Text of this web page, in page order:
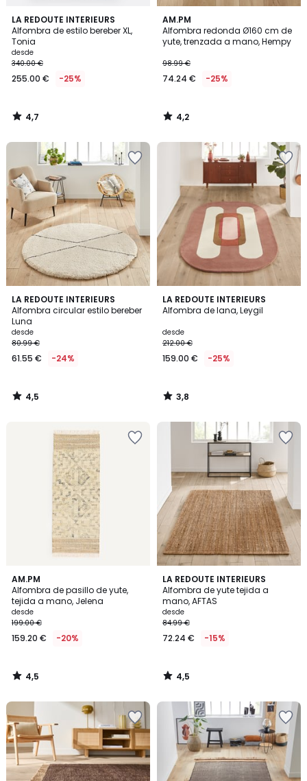
LA REDOUTE INTERIEURS
Alfombra de estilo bereber XL,
Tonia
desde
340.00 €
255.00 € -25%
4,7
/ 5
4,7
/
AM.PM
Alfombra redonda Ø160 cm de
yute, trenzada a mano, Hempy
98.99 €
74.24 € -25%
4,2
/ 5
4,2
/
LA REDOUTE INTERIEURS
Alfombra circular estilo bereber
Luna
desde
80.99 €
61.55 € -24%
4,5
/ 5
4,5
/
LA REDOUTE INTERIEURS
Alfombra de lana, Leygil
desde
212.00 €
159.00 € -25%
3,8
/ 5
3,8
/
AM.PM
Alfombra de pasillo de yute,
tejida a mano, Jelena
desde
199.00 €
159.20 € -20%
4,5
/ 5
4,5
/
LA REDOUTE INTERIEURS
Alfombra de yute tejida a
mano, AFTAS
desde
84.99 €
72.24 € -15%
4,5
/ 5
4,5
/